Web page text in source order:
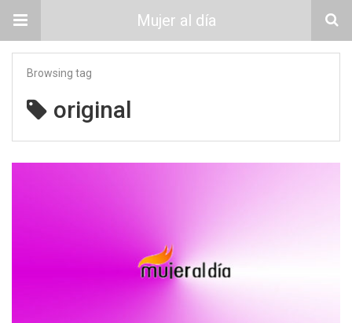
Mujer al día
Browsing tag
original